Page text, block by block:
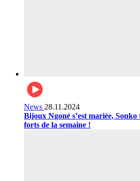
News 28.11.2024
Bijoux Ngoné s’est mariée,
forts de la semaine !